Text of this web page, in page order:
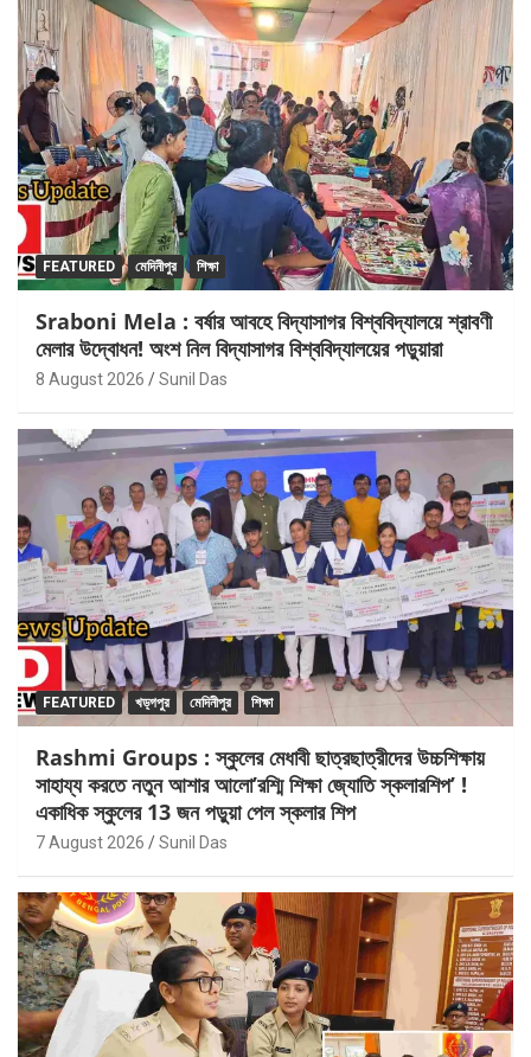
FEATURED মেদিনীপুর শিক্ষা
Sraboni Mela : বর্ষার আবহে বিদ্যাসাগর বিশ্ববিদ্যালয়ে শ্রাবণী
মেলার উদ্বোধন! অংশ নিল বিদ্যাসাগর বিশ্ববিদ্যালয়ের পড়ুয়ারা
8 August 2026 Sunil Das
FEATURED খড়্গপুর মেদিনীপুর শিক্ষা
Rashmi Groups : স্কুলের মেধাবী ছাত্রছাত্রীদের উচ্চশিক্ষায়
সাহায্য করতে নতুন আশার আলো’রশ্মি শিক্ষা জ্যোতি স্কলারশিপ’ !
একাধিক স্কুলের 13 জন পড়ুয়া পেল স্কলার শিপ
7 August 2026 Sunil Das